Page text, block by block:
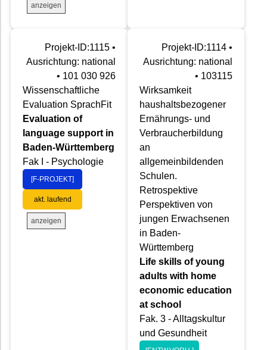
anzeigen
Projekt-ID:1115 •
Ausrichtung: national
• 101 030 926
Wissenschaftliche
Evaluation SprachFit
Evaluation of
language support in
Baden-Württemberg
Fak I - Psychologie
[F-PROJEKT]
akt. laufend
anzeigen
Projekt-ID:1114 •
Ausrichtung: national
• 103115
Wirksamkeit
haushaltsbezogener
Ernährungs- und
Verbraucherbildung
an
allgemeinbildenden
Schulen.
Retrospektive
Perspektiven von
jungen Erwachsenen
in Baden-
Württemberg
Life skills of young
adults with home
economic education
at school
Fak. 3 - Alltagskultur
und Gesundheit